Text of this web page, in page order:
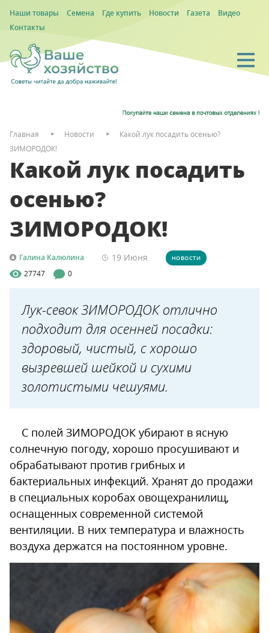
Наши товары Семена Где купить Новости Газета
Видео
Контакты
Главная Новости
Какой лук посадить осенью?
ЗИМОРОДОК!
Какой лук посадить
осенью?
ЗИМОРОДОК!
Галина Калюлина 19 Июня НОВОСТИ
27747 0
Лук-севок ЗИМОРОДОК отлично
подходит для осенней посадки:
здоровый, чистый, с хорошо
вызревшей шейкой и сухими
золотистыми чешуями.
С полей ЗИМОРОДОК убирают в ясную
солнечную погоду, хорошо просушивают и
обрабатывают против грибных и
бактериальных инфекций. Хранят до продажи
в специальных коробах овощехранилищ,
оснащенных современной системой
вентиляции. В них температура и влажность
воздуха держатся на постоянном уровне.